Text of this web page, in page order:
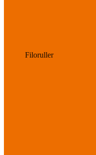
Filoruller